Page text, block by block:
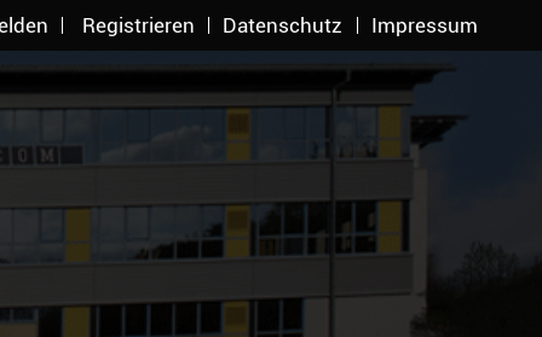
Registrieren Datenschutz Impressum